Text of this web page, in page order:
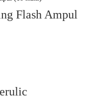
Flash Ampul